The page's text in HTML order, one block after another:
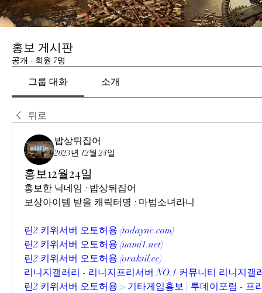
홍보 게시판
공개 · 회원 7명
그룹 대화 소개
뒤로
밥상뒤집어
2023년 12월 24일
홍보12월24일
홍보한 닉네임 : 밥상뒤집어
보상아이템 받을 캐릭터명 : 마법소녀라니
린2 키위서버 오토허용 (todaync.com)
린2 키위서버 오토허용 (uami1.net)
린2 키위서버 오토허용 (oraksil.cc)
리니지갤러리 - 리니지프리서버 NO.1 커뮤니티 리니지갤
린2 키위서버 오토허용 > 기타게임홍보 | 투데이포럼 - 프